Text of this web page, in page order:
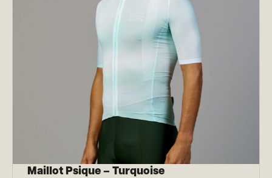
Maillot Psique – Turquoise